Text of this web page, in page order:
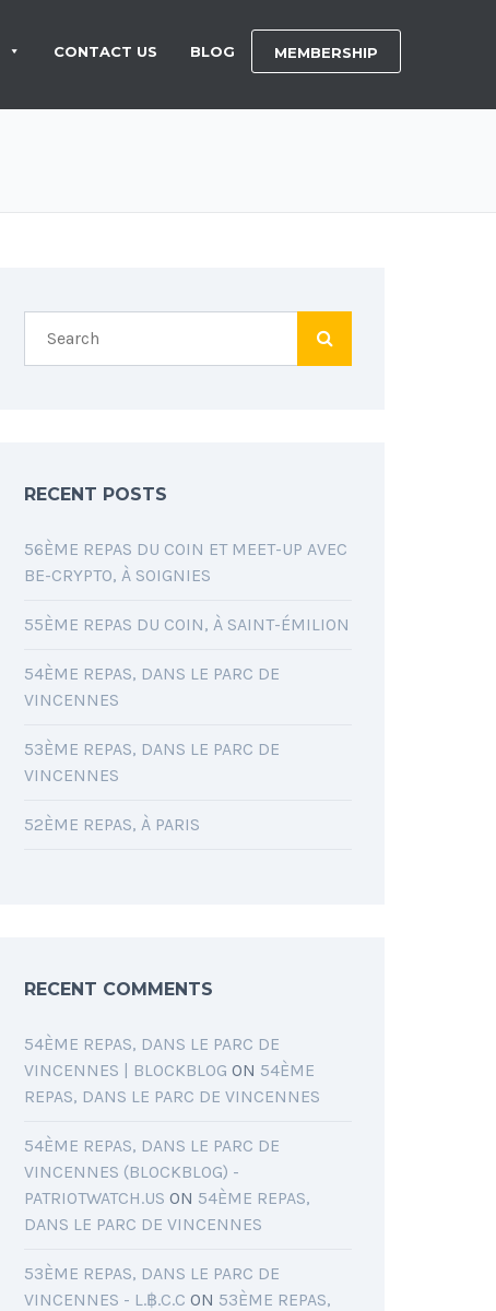
CONTACT US BLOG MEMBERSHIP
RECENT POSTS
56ÈME REPAS DU COIN ET MEET-UP AVEC
BE-CRYPTO, À SOIGNIES
55ÈME REPAS DU COIN, À SAINT-ÉMILION
54ÈME REPAS, DANS LE PARC DE
VINCENNES
53ÈME REPAS, DANS LE PARC DE
VINCENNES
52ÈME REPAS, À PARIS
RECENT COMMENTS
54ÈME REPAS, DANS LE PARC DE
VINCENNES | BLOCKBLOG ON 54ÈME
REPAS, DANS LE PARC DE VINCENNES
54ÈME REPAS, DANS LE PARC DE
VINCENNES (BLOCKBLOG) -
PATRIOTWATCH.US ON 54ÈME REPAS,
DANS LE PARC DE VINCENNES
53ÈME REPAS, DANS LE PARC DE
VINCENNES - L.฿.C.C ON 53ÈME REPAS,